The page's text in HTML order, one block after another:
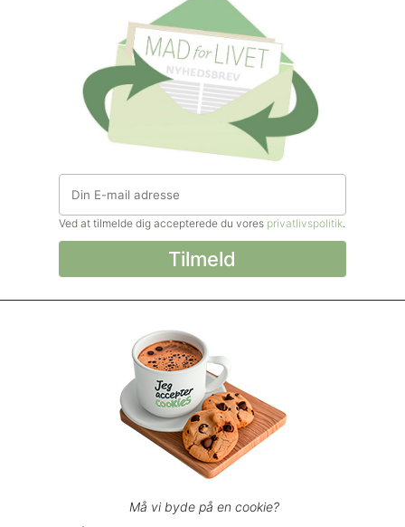
Ved at tilmelde dig accepterede du vores privatlivspolitik.
© Madforlivet.com, 2000–2025. Alle
rettigheder forbeholdt.
øvrigt materiale må kun gengives med
tilladelse fra Sophia Helse ApS.
Spørgsmål eller kommentarer?
support@madforlivet.com
Må vi byde på en cookie?